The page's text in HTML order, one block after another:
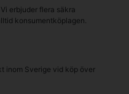
erbjuder flera säkra
konsumentköplagen.
inom Sverige vid köp över